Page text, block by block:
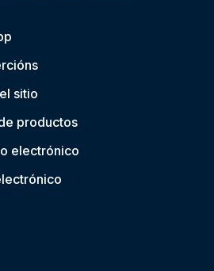
s
sitio
productos
electrónico